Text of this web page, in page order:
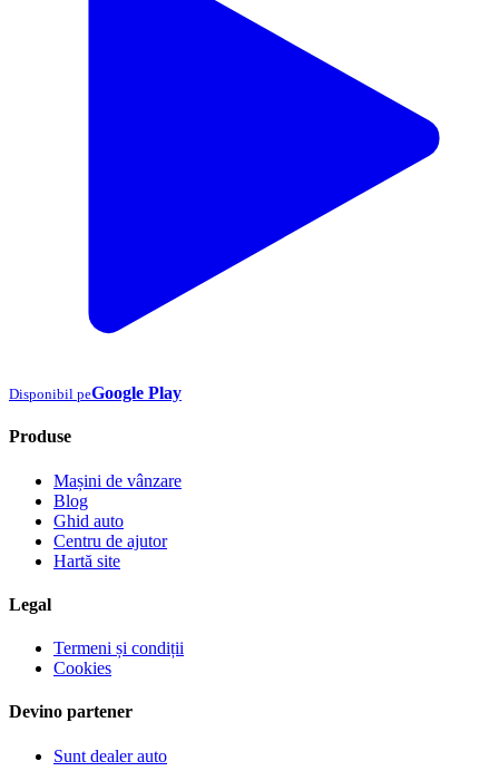
Disponibil peGoogle Play
Produse
Mașini de vânzare
Blog
Ghid auto
Centru de ajutor
Hartă site
Legal
Termeni și condiții
Cookies
Devino partener
Sunt dealer auto